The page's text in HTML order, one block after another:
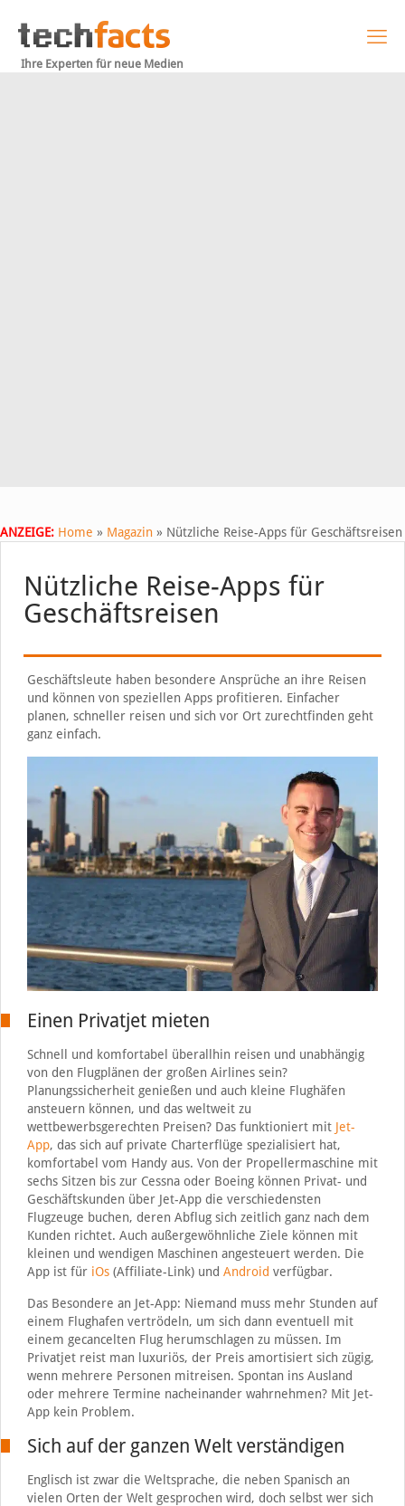
Ihre Experten für neue Medien
ANZEIGE: Home » Magazin » Nützliche Reise-Apps für Geschäftsreisen
Nützliche Reise-Apps für
Geschäftsreisen
Geschäftsleute haben besondere Ansprüche an ihre Reisen
und können von speziellen Apps profitieren. Einfacher
planen, schneller reisen und sich vor Ort zurechtfinden geht
ganz einfach.
Einen Privatjet mieten
Schnell und komfortabel überallhin reisen und unabhängig
von den Flugplänen der großen Airlines sein?
Planungssicherheit genießen und auch kleine Flughäfen
ansteuern können, und das weltweit zu
wettbewerbsgerechten Preisen? Das funktioniert mit Jet-
App, das sich auf private Charterflüge spezialisiert hat,
komfortabel vom Handy aus. Von der Propellermaschine mit
sechs Sitzen bis zur Cessna oder Boeing können Privat- und
Geschäftskunden über Jet-App die verschiedensten
Flugzeuge buchen, deren Abflug sich zeitlich ganz nach dem
Kunden richtet. Auch außergewöhnliche Ziele können mit
kleinen und wendigen Maschinen angesteuert werden. Die
App ist für iOs(Affiliate-Link) und Android verfügbar.
Das Besondere an Jet-App: Niemand muss mehr Stunden auf
einem Flughafen vertrödeln, um sich dann eventuell mit
einem gecancelten Flug herumschlagen zu müssen. Im
Privatjet reist man luxuriös, der Preis amortisiert sich zügig,
wenn mehrere Personen mitreisen. Spontan ins Ausland
oder mehrere Termine nacheinander wahrnehmen? Mit Jet-
App kein Problem.
Sich auf der ganzen Welt verständigen
Englisch ist zwar die Weltsprache, die neben Spanisch an
vielen Orten der Welt gesprochen wird, doch selbst wer sich